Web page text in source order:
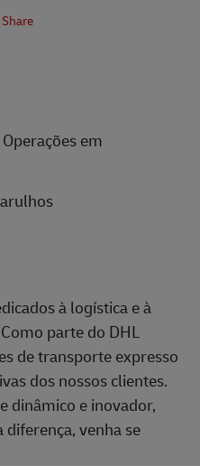
Share
em
à logística e à
parte do DHL
de transporte expresso
dos nossos clientes.
dinâmico e inovador,
venha se